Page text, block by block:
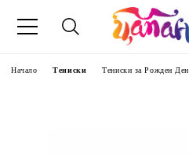
Начало Тениски Тениски за Рожден Ден